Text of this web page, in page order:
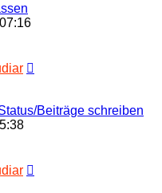
Beiträge schreiben